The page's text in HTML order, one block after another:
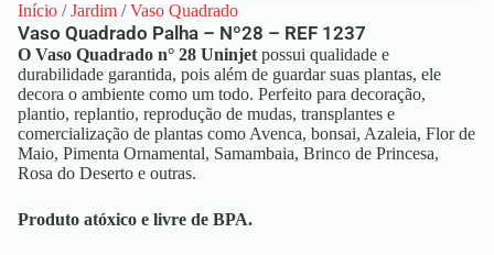
Início /Jardim /Vaso Quadrado
Vaso Quadrado Palha – Nº28 – REF 1237
O Vaso Quadrado n° 28 Uninjetpossui qualidade e
durabilidade garantida, pois além de guardar suas plantas, ele
decora o ambiente como um todo. Perfeito para decoração,
plantio, replantio, reprodução de mudas, transplantes e
comercialização de plantas como Avenca, bonsai, Azaleia, Flor de
Maio, Pimenta Ornamental, Samambaia, Brinco de Princesa,
Rosa do Deserto e outras.
Produto atóxico e livre de BPA.